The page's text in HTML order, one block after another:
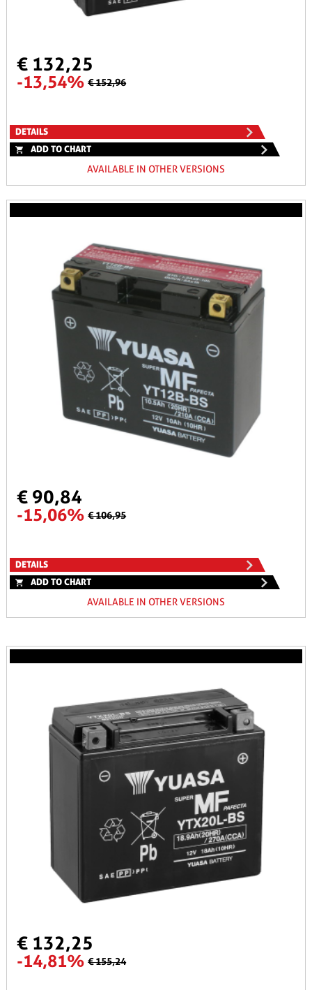
€ 132,25
-13,54% € 152,96
DETAILS
ADD TO CHART
AVAILABLE IN OTHER VERSIONS
€ 90,84
-15,06% € 106,95
DETAILS
ADD TO CHART
AVAILABLE IN OTHER VERSIONS
€ 132,25
-14,81% € 155,24